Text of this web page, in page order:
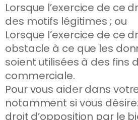
Lorsque l’exercice de ce
des motifs légitimes ; ou
Lorsque l’exercice de ce
obstacle à ce que les
soient utilisées à des fins
commerciale.
Pour vous aider dans
notamment si vous
droit d’opposition par le